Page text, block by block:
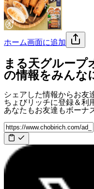
ホーム画面に追加
まる天グループ
の情報をみんな
シェアした情報からお友
ちょびリッチに登録＆利
あなたもお友達もボーナ